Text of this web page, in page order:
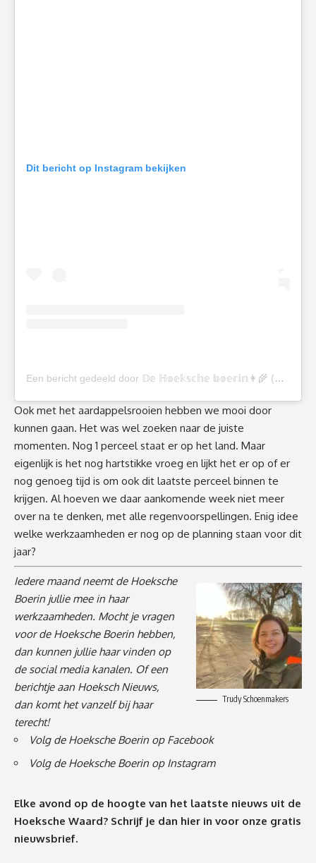
Dit bericht op Instagram bekijken
Een bericht gedeeld door 𝔻𝕖 ℍ𝕠𝕖𝕜𝕤𝕔𝕙𝕖 𝕓𝕠𝕖𝕣𝕚𝕟👩‍🌾 (@de_hoeksche_boerin)
Ook met het aardappelsrooien hebben we mooi door
kunnen gaan. Het was wel zoeken naar de juiste
momenten. Nog 1 perceel staat er op het land. Maar
eigenlijk is het nog hartstikke vroeg en lijkt het er op of er
nog genoeg tijd is om ook dit laatste perceel binnen te
krijgen. Al hoeven we daar aankomende week niet meer
over na te denken, met alle regenvoorspellingen. Enig idee
welke werkzaamheden er nog op de planning staan voor dit
jaar?
Trudy Schoenmakers
Iedere maand neemt de Hoeksche
Boerin jullie mee in haar
werkzaamheden. Mocht je vragen
voor de Hoeksche Boerin hebben,
dan kunnen jullie haar vinden op
de social media kanalen. Of een
berichtjeaan Hoeksch Nieuws,
dan komt het vanzelf bij haar
terecht!
Volg de Hoeksche Boerin op Facebook
Volg de Hoeksche Boerin op Instagram
Elke avond op de hoogte van het laatste nieuws uit de
Hoeksche Waard? Schrijf je dan hier in voor onze gratis
nieuwsbrief.